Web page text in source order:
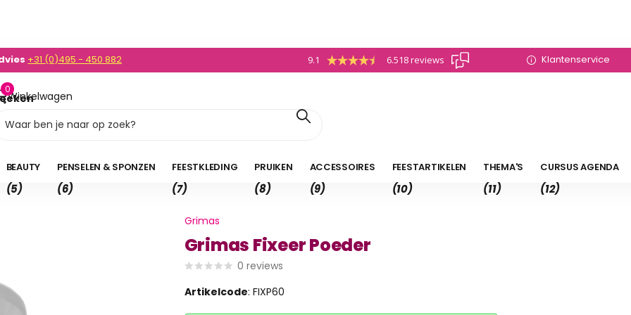
- 450 882
+31 (0)495 - 450 882 9.1 6.518 reviews Klantenservice
Winkelwagen
0
0,00
BEAUTY
(5)
PENSELEN & SPONZEN
(6)
FEESTKLEDING
(7)
PRUIKEN
(8)
ACCESSOIRES
(9)
FEESTARTIKELEN
(10)
THEMA'S
(11)
CURSUS AGENDA
(12)
Grimas
Grimas Fixeer Poeder
0 reviews
Artikelcode: FIXP60